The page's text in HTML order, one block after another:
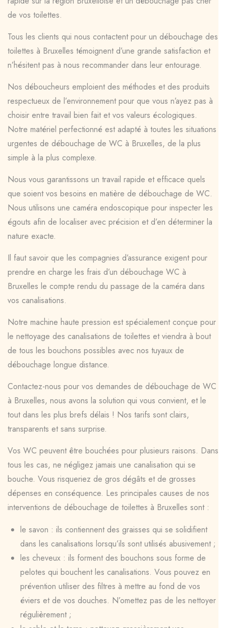
de vos toilettes.
Tous les clients qui nous contactent pour un débouchage des
toilettes à Bruxelles témoignent d’une grande satisfaction et
n’hésitent pas à nous recommander dans leur entourage.
Nos déboucheurs emploient des méthodes et des produits
respectueux de l’environnement pour que vous n’ayez pas à
choisir entre travail bien fait et vos valeurs écologiques.
Notre matériel perfectionné est adapté à toutes les situations
urgentes de débouchage de WC à Bruxelles, de la plus
simple à la plus complexe.
Nous vous garantissons un travail rapide et efficace quels
que soient vos besoins en matière de débouchage de WC.
Nous utilisons une caméra endoscopique pour inspecter les
égouts afin de localiser avec précision et d’en déterminer la
nature exacte.
Il faut savoir que les compagnies d’assurance exigent pour
prendre en charge les frais d’un débouchage WC à
Bruxelles le compte rendu du passage de la caméra dans
vos canalisations.
Notre machine haute pression est spécialement conçue pour
le nettoyage des canalisations de toilettes et viendra à bout
de tous les bouchons possibles avec nos tuyaux de
débouchage longue distance.
Contactez-nous pour vos demandes de débouchage de WC
à Bruxelles, nous avons la solution qui vous convient, et le
tout dans les plus brefs délais ! Nos tarifs sont clairs,
transparents et sans surprise.
Vos WC peuvent être bouchées pour plusieurs raisons. Dans
tous les cas, ne négligez jamais une canalisation qui se
bouche. Vous risqueriez de gros dégâts et de grosses
dépenses en conséquence. Les principales causes de nos
interventions de débouchage de toilettes à Bruxelles sont :
le savon : ils contiennent des graisses qui se solidifient
dans les canalisations lorsqu’ils sont utilisés abusivement ;
les cheveux : ils forment des bouchons sous forme de
pelotes qui bouchent les canalisations. Vous pouvez en
prévention utiliser des filtres à mettre au fond de vos
éviers et de vos douches. N’omettez pas de les nettoyer
régulièrement ;